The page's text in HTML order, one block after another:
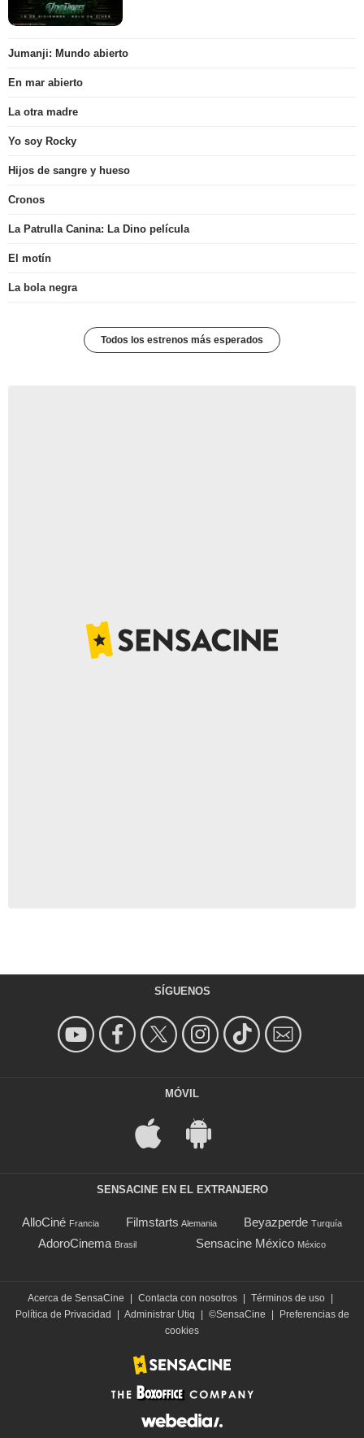
Jumanji: Mundo abierto
En mar abierto
La otra madre
Yo soy Rocky
Hijos de sangre y hueso
Cronos
La Patrulla Canina: La Dino película
El motín
La bola negra
Todos los estrenos más esperados
SÍGUENOS
MÓVIL
SENSACINE EN EL EXTRANJERO
AlloCiné Francia Filmstarts Alemania Beyazperde Turquía
AdoroCinema Brasil Sensacine México México
Acerca de SensaCine Contacta con nosotros Términos de uso
Política de Privacidad
Administrar Utiq ©SensaCine
Preferencias de
cookies